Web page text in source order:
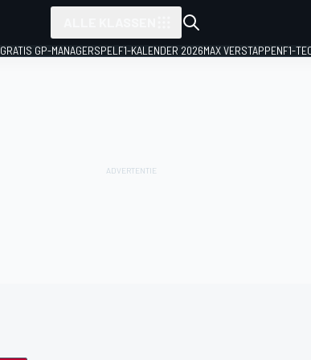
GRATIS GP-MANAGERSPEL F1-KALENDER 2026MAX VERSTAPPENF1-